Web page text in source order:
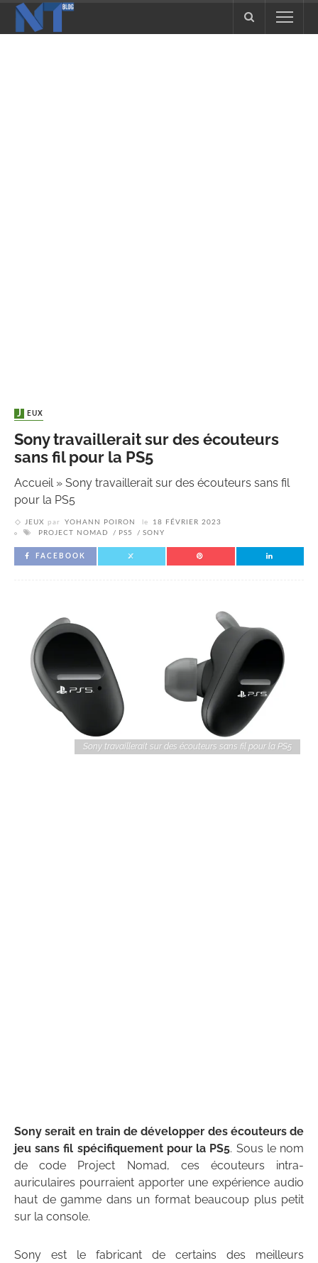
JEUX
Sony travaillerait sur des écouteurs
sans fil pour la PS5
Accueil» Sony travaillerait sur des écouteurs sans fil
pour la PS5
JEUX par YOHANN POIRON le
18 FÉVRIER 2023
PROJECT NOMAD
PS5 SONY
FACEBOOK
Sony travaillerait sur des écouteurs sans fil pour la PS5
Sony serait en train de développer des écouteurs de
jeu sans fil spécifiquement pour la PS5. Sous le nom
de code Project Nomad, ces écouteurs intra-
auriculaires pourraient apporter une expérience audio
haut de gamme dans un format beaucoup plus petit
sur la console.
Sony est le fabricant de certains des meilleurs